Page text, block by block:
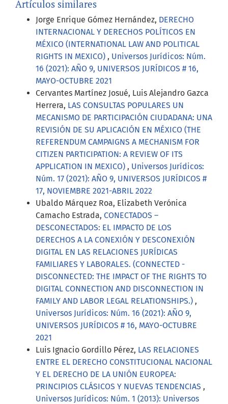
Artículos similares
Jorge Enrique Gómez Hernández, DERECHO
INTERNACIONAL Y DERECHOS POLÍTICOS EN
MÉXICO (INTERNATIONAL LAW AND POLITICAL
RIGHTS IN MEXICO) , Universos Jurídicos: Núm.
16 (2021): AÑO 9, UNIVERSOS JURÍDICOS # 16,
MAYO-OCTUBRE 2021
Cervantes Martínez Josué, Luis Alejandro Gazca
Herrera, LAS CONSULTAS POPULARES UN
MECANISMO DE PARTICIPACIÓN CIUDADANA: UNA
REVISIÓN DE SU APLICACIÓN EN MÉXICO (THE
REFERENDUM CAMPAIGNS A MECHANISM FOR
CITIZEN PARTICIPATION: A REVIEW OF ITS
APPLICATION IN MEXICO) , Universos Jurídicos:
Núm. 17 (2021): AÑO 9, UNIVERSOS JURÍDICOS #
17, NOVIEMBRE 2021-ABRIL 2022
Ubaldo Márquez Roa, Elizabeth Verónica
Camacho Estrada, CONECTADOS –
DESCONECTADOS: EL IMPACTO DE LOS
DERECHOS A LA CONEXIÓN Y DESCONEXIÓN
DIGITAL EN LAS RELACIONES JURÍDICAS
FAMILIARES Y LABORALES. (CONNECTED -
DISCONNECTED: THE IMPACT OF THE RIGHTS TO
DIGITAL CONNECTION AND DISCONNECTION IN
FAMILY AND LABOR LEGAL RELATIONSHIPS.) ,
Universos Jurídicos: Núm. 16 (2021): AÑO 9,
UNIVERSOS JURÍDICOS # 16, MAYO-OCTUBRE
2021
Luis Ignacio Gordillo Pérez, LAS RELACIONES
ENTRE EL DERECHO CONSTITUCIONAL NACIONAL
Y EL DERECHO DE LA UNIÓN EUROPEA:
PRINCIPIOS CLÁSICOS Y NUEVAS TENDENCIAS ,
Universos Jurídicos: Núm. 1 (2013): Universos